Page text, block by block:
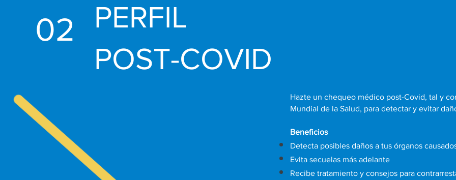
02
PERFIL
POST-COVID
Hazte un chequeo médico post-Covid, tal y
Mundial de la Salud, para detectar y evitar
Beneficios
Detecta posibles daños a tus órganos
Evita secuelas más adelante
Recibe tratamiento y consejos para